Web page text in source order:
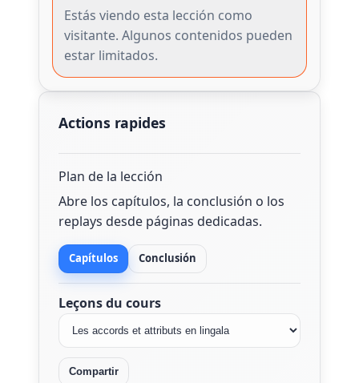
Estás viendo esta lección como
visitante. Algunos contenidos pueden
estar limitados.
Actions rapides
Plan de la lección
Abre los capítulos, la conclusión o los
replays desde páginas dedicadas.
Capítulos Conclusión
Leçons du cours
Compartir